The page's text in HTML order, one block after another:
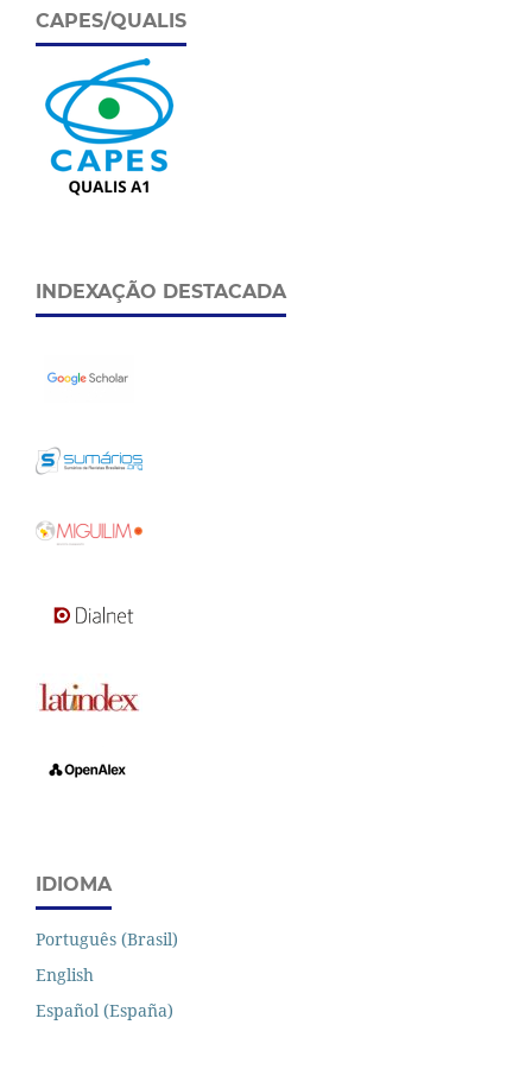
CAPES/QUALIS
INDEXAÇÃO DESTACADA
IDIOMA
Português (Brasil)
English
Español (España)